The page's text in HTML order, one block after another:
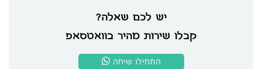
יש לכם שאלה?
קבלו שירות מהיר בוואטסאפ
התחילו שיחה